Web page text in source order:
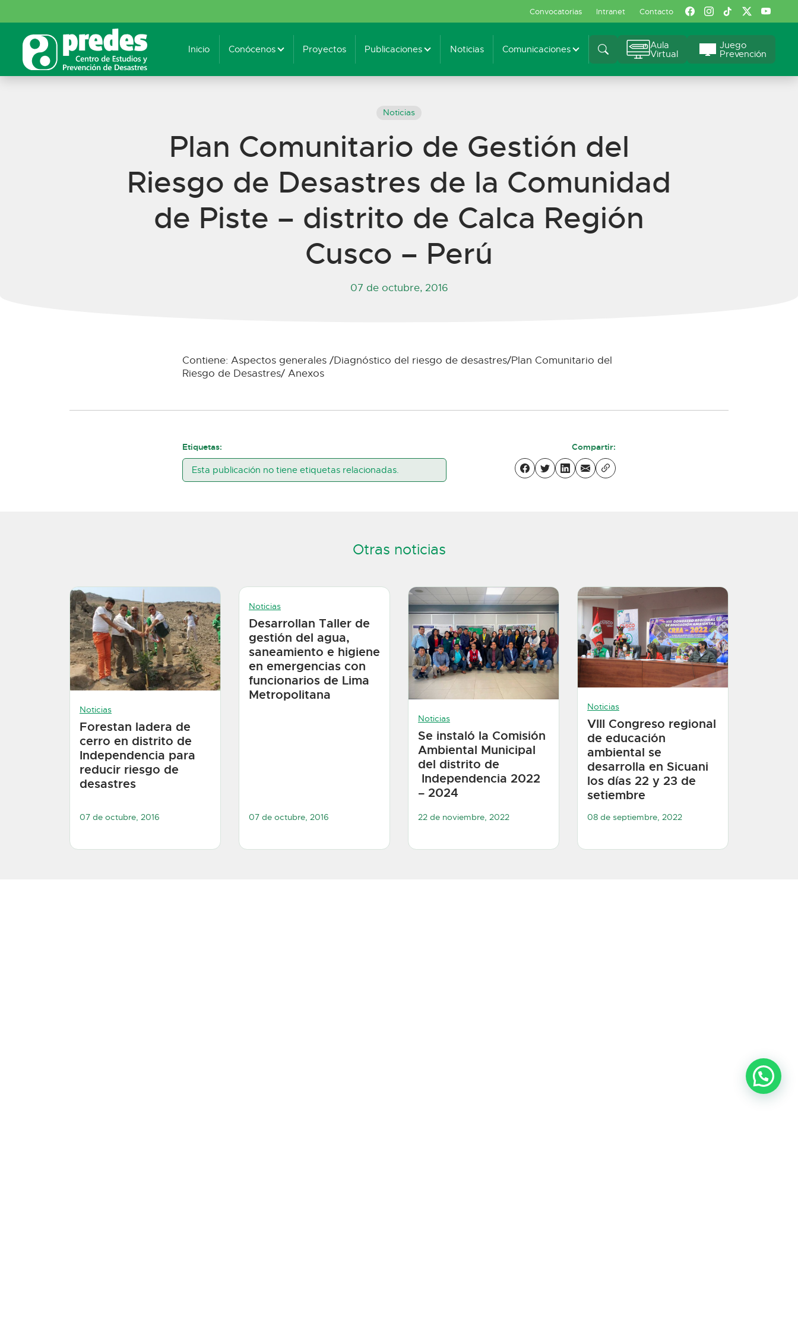
Convocatorias Intranet Contacto
Inicio Conócenos Proyectos Publicaciones Noticias Comunicaciones Aula
Virtual
Juego
Prevención
Noticias
Plan Comunitario de Gestión del
Riesgo de Desastres de la Comunidad
de Piste – distrito de Calca Región
Cusco – Perú
07 de octubre, 2016
Contiene: Aspectos generales /Diagnóstico del riesgo de desastres/Plan Comunitario del
Riesgo de Desastres/ Anexos
Etiquetas:
Esta publicación no tiene etiquetas relacionadas.
Compartir:
Otras noticias
Noticias
Forestan ladera de
cerro en distrito de
Independencia para
reducir riesgo de
desastres
07 de octubre, 2016
Noticias
Desarrollan Taller de
gestión del agua,
saneamiento e higiene
en emergencias con
funcionarios de Lima
Metropolitana
07 de octubre, 2016
Noticias
Se instaló la Comisión
Ambiental Municipal
del distrito de
Independencia 2022
– 2024
22 de noviembre, 2022
Noticias
VIII Congreso regional
de educación
ambiental se
desarrolla en Sicuani
los días 22 y 23 de
setiembre
08 de septiembre, 2022